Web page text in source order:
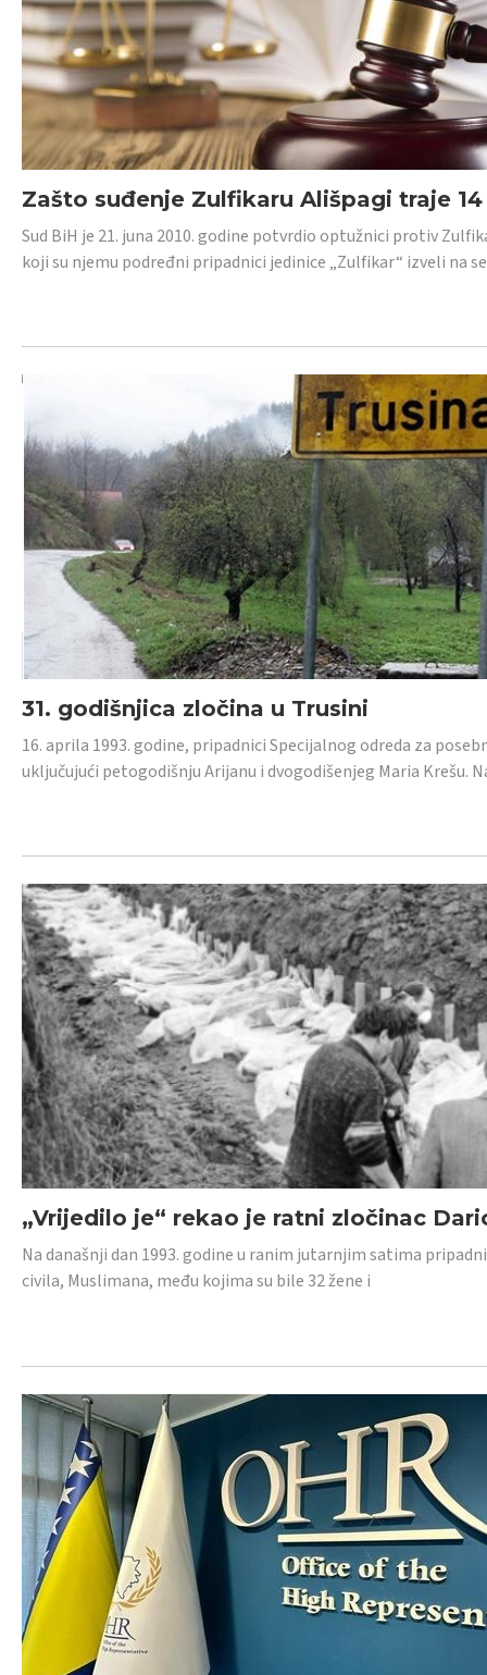
Zašto suđenje Zulfikaru Ališpagi traje
Sud BiH je 21. juna 2010. godine potvrdio optužnici protiv
koji su njemu podređni pripadnici jedinice „Zulfikar“ izveli na
31. godišnjica zločina u Trusini
16. aprila 1993. godine, pripadnici Specijalnog odreda za
uključujući petogodišnju Arijanu i dvogodišenjeg Maria Krešu.
„Vrijedilo je“ rekao je ratni zločinac
Na današnji dan 1993. godine u ranim jutarnjim satima
civila, Muslimana, među kojima su bile 32 žene i